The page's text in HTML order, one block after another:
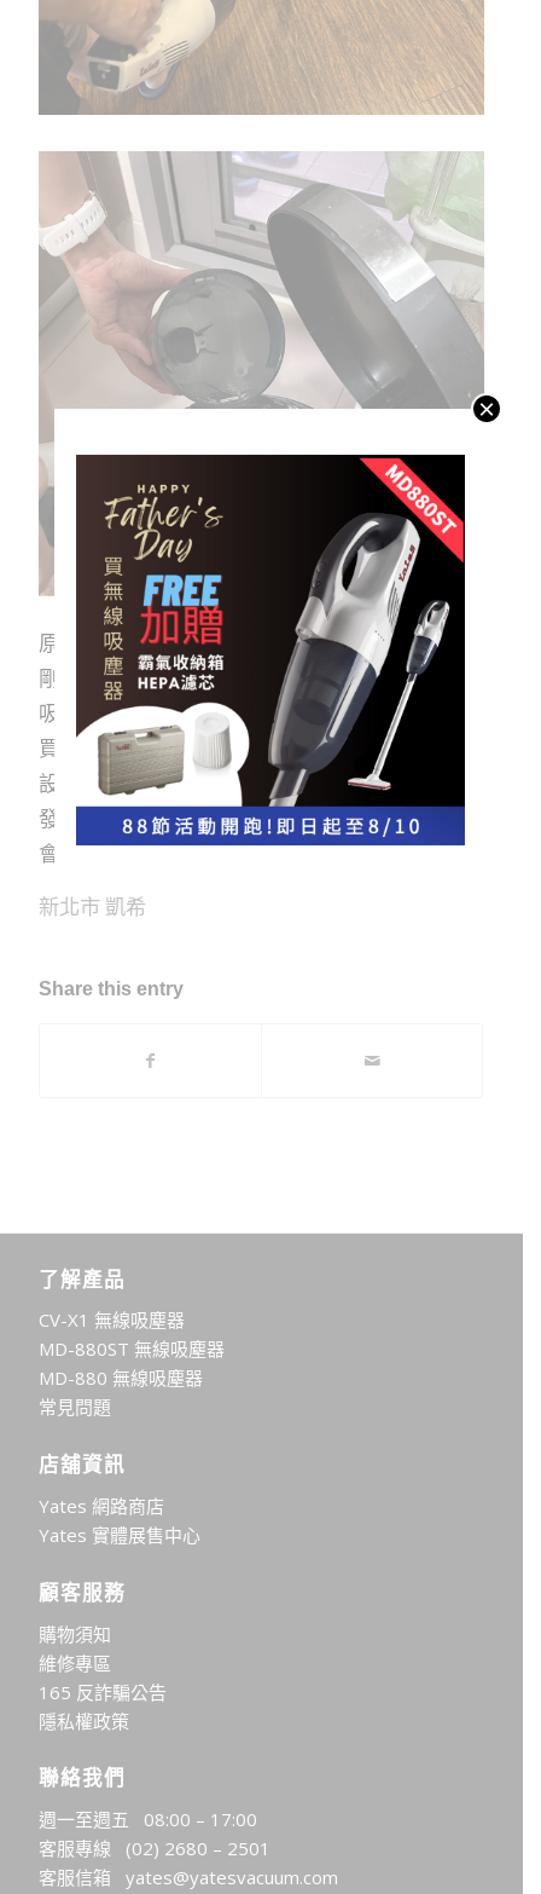
原本用的是有線吸塵器，真的好笨重,也壞掉了，
剛好看亞堤斯MD-880S無線吸塵器，評估重量和
吸力,還有外型輕巧,集塵盒也很好清洗,就決定購
買,使用後真的不失所望，吸力超強 吸頭很輕巧的
設計,到處都能吸，還能更換吸頭來吸床墊、沙
發，我每天都使用,真的很依賴亞堤斯吸塵器,我也
會推薦給朋友
新北市 凱希
Share this entry
了解產品
CV-X1 無線吸塵器
MD-880ST 無線吸塵器
MD-880 無線吸塵器
常見問題
店舖資訊
Yates 網路商店
Yates 實體展售中心
顧客服務
購物須知
維修專區
165 反詐騙公告
隱私權政策
聯絡我們
週一至週五 08:00 – 17:00
客服專線 (02) 2680 – 2501
客服信箱yates@yatesvacuum.com
×